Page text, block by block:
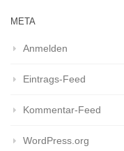
META
Anmelden
Eintrags-Feed
Kommentar-Feed
WordPress.org